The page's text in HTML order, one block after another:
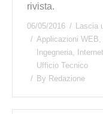
rivista.
06/05/2016
Lascia
Applicazioni WEB
Ingegneria
Internet
Ufficio Tecnico
By Redazione